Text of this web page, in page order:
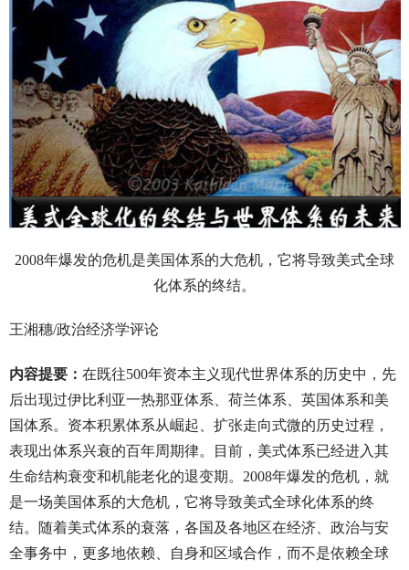
2008年爆发的危机是美国体系的大危机，它将导致美式全球
化体系的终结。
王湘穗/政治经济学评论
内容提要： 在既往500年资本主义现代世界体系的历史中，先
后出现过伊比利亚一热那亚体系、荷兰体系、英国体系和美
国体系。资本积累体系从崛起、扩张走向式微的历史过程，
表现出体系兴衰的百年周期律。目前，美式体系已经进入其
生命结构衰变和机能老化的退变期。2008年爆发的危机，就
是一场美国体系的大危机，它将导致美式全球化体系的终
结。随着美式体系的衰落，各国及各地区在经济、政治与安
全事务中，更多地依赖、自身和区域合作，而不是依赖全球